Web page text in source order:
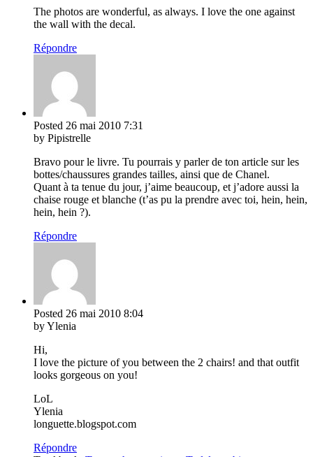
The photos are wonderful, as always. I love the one against
the wall with the decal.
Répondre
Posted 26 mai 2010 7:31
by Pipistrelle
Bravo pour le livre. Tu pourrais y parler de ton article sur les
bottes/chaussures grandes tailles, ainsi que de Chanel.
Quant à ta tenue du jour, j’aime beaucoup, et j’adore aussi la
chaise rouge et blanche (t’as pu la prendre avec toi, hein, hein,
hein, hein ?).
Répondre
Posted 26 mai 2010 8:04
by Ylenia
Hi,
I love the picture of you between the 2 chairs! and that outfit
looks gorgeous on you!
LoL
Ylenia
longuette.blogspot.com
Répondre